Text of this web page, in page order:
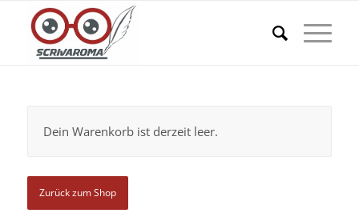
Dein Warenkorb ist derzeit leer.
Zurück zum Shop